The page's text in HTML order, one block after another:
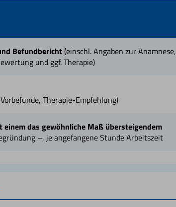
Befundbericht(einschl. Angaben zur Anamnese,
und ggf. Therapie)
Therapie-Empfehlung)
das gewöhnliche Maß übersteigendem
–, je angefangene Stunde Arbeitszeit